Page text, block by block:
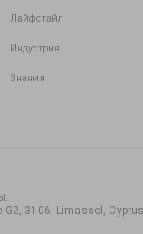
Лайфстайл
Индустрия
Знания
.
G2, 3106, Limassol,